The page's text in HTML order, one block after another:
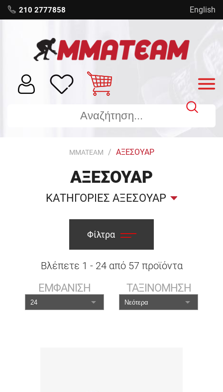
210 2777858 English
MMATEAM ΑΞΕΣΟΥΑΡ
ΑΞΕΣΟΥΑΡ
ΚΑΤΗΓΟΡΙΕΣ ΑΞΕΣΟΥΑΡ
Φίλτρα
Βλέπετε 1 - 24από 57 προϊόντα
ΕΜΦΑΝΙΣΗ ΤΑΞΙΝΟΜΗΣΗ